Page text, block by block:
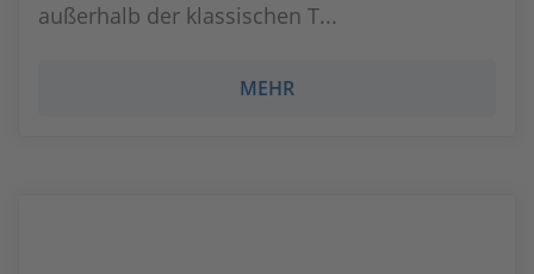
außerhalb der klassischen T...
MEHR